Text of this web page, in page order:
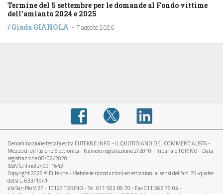
Termine del 5 settembre per le domande al Fondo vittime
dell’amianto 2024 e 2025
/Giada GIANOLA - 7 agosto 2026
Denominazione testata edita EUTEKNE.INFO - IL QUOTIDIANO DEL COMMERCIALISTA -
Mezzo di diffusione Elettronica - Numero registrazione 2/2010 - Tribunale TORINO - Data
registrazione 08/02/2020
ISSN (online) 2499-1643
Copyright 2026 © Eutekne - Vietate le riproduzioni ed estrazioni ai sensi dell’art. 70-quater
della L. 633/1941
Via San Pio V, 27 - 10125 TORINO - Tel. 011.562.89.70 - Fax 011.562.76.04 -